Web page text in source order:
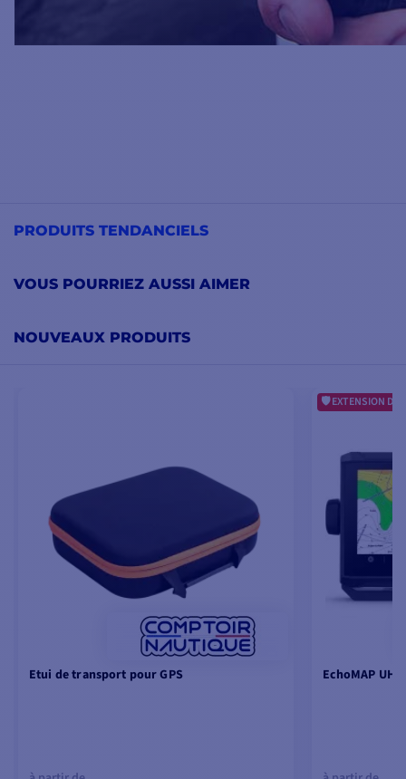
PRODUITS TENDANCIELS
VOUS POURRIEZ AUSSI AIMER
NOUVEAUX PRODUITS
Etui de transport pour GPS
EXTENSION DE
EchoMAP